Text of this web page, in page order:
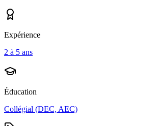
Expérience
2 à 5 ans
Éducation
Collégial (DEC, AEC)